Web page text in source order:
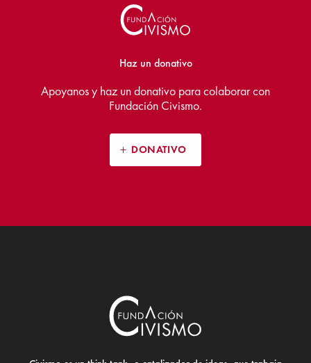
Haz un donativo
Apoyanos y haz un donativo para colaborar con
Fundación Civismo.
DONATIVO